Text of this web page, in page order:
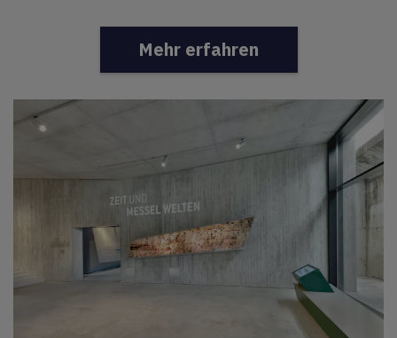
Mehr erfahren